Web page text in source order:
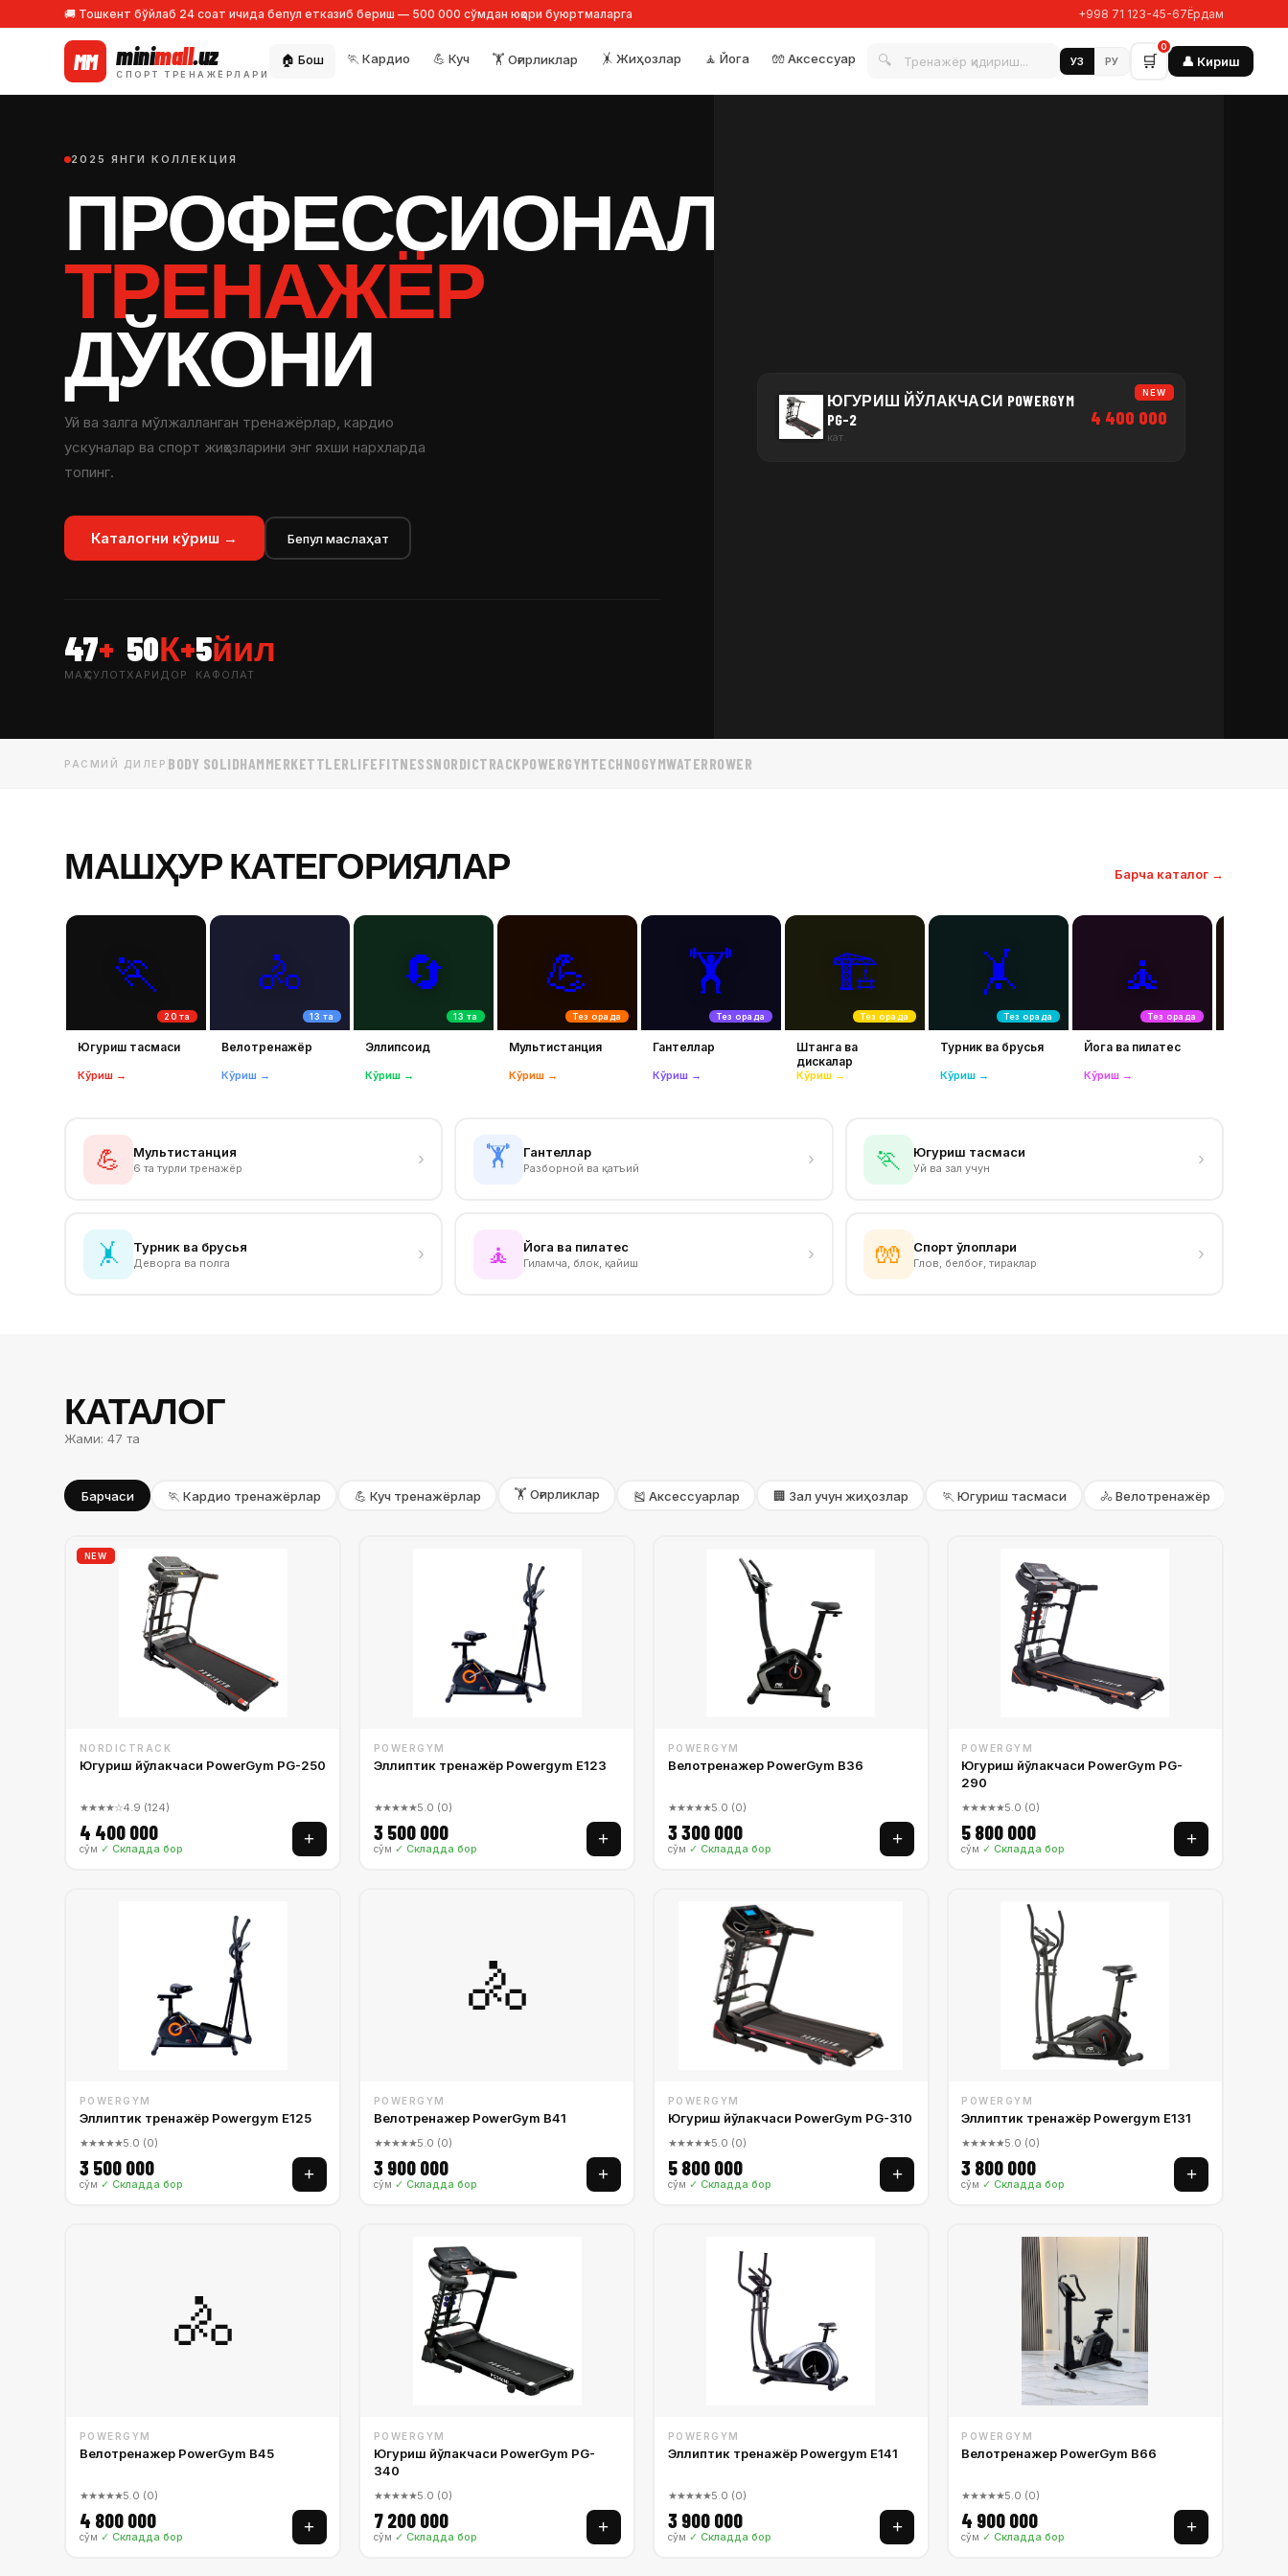
🚚 Тошкент бўйлаб 24 соат ичида бепул етказиб бериш — 500 000 сўмдан юқори буюртмаларга +998 71 123-45-67Ёрдам
MM minimall.uz
СПОРТ ТРЕНАЖЁРЛАРИ
🏠 Бош 🏃 Кардио 💪 Куч 🏋️ Оғирликлар 🤸 Жиҳозлар 🧘 Йога 🧤 Аксессуар 🔍 УЗ РУ 🛒
0
👤 Кириш
2025 ЯНГИ КОЛЛЕКЦИЯ
ПРОФЕССИОНАЛ
ТРЕНАЖЁР
ДЎКОНИ
Уй ва залга мўлжалланган тренажёрлар, кардио
ускуналар ва спорт жиҳозларини энг яхши нархларда
топинг.
Каталогни кўриш → Бепул маслаҳат
47+
МАҲСУЛОТ
50К+
ХАРИДОР
5йил
КАФОЛАТ
ЮГУРИШ ЙЎЛАКЧАСИ POWERGYM
PG-2
кат.
4 400 000
NEW
РАСМИЙ ДИЛЕР BODY SOLIDHAMMERKETTLERLIFEFITNESSNORDICTRACKPOWERGYMTECHNOGYMWATERROWER
МАШҲУР КАТЕГОРИЯЛАР Барча каталог →
🏃
20 та
Югуриш тасмаси
Кўриш →
🚴
13 та
Велотренажёр
Кўриш →
🔄
13 та
Эллипсоид
Кўриш →
💪
Тез орада
Мультистанция
Кўриш →
🏋️
Тез орада
Гантеллар
Кўриш →
🏗️
Тез орада
Штанга ва
дискалар
Кўриш →
🤸
Тез орада
Турник ва брусья
Кўриш →
🧘
Тез орада
Йога ва пилатес
Кўриш →
💪 Мультистанция
6 та турли тренажёр › 🏋️ Гантеллар
Разборной ва қатъий › 🏃 Югуриш тасмаси
Уй ва зал учун ›
🤸 Турник ва брусья
Деворга ва полга › 🧘 Йога ва пилатес
Гиламча, блок, қайиш › 🧤 Спорт қўлқоплари
Глов, белбоғ, тираклар ›
КАТАЛОГ
Жами: 47 та
Барчаси 🏃 Кардио тренажёрлар 💪 Куч тренажёрлар 🏋️ Оғирликлар 🎽 Аксессуарлар 🏢 Зал учун жиҳозлар 🏃 Югуриш тасмаси 🚴 Велотренажёр
NEW
NORDICTRACK
Югуриш йўлакчаси PowerGym PG-250
★★★★☆4.9 (124)
4 400 000
сўм ✓ Складда бор
+
POWERGYM
Эллиптик тренажёр Powergym E123
★★★★★5.0 (0)
3 500 000
сўм ✓ Складда бор
+
POWERGYM
Велотренажер PowerGym B36
★★★★★5.0 (0)
3 300 000
сўм ✓ Складда бор
+
POWERGYM
Югуриш йўлакчаси PowerGym PG-
290
★★★★★5.0 (0)
5 800 000
сўм ✓ Складда бор
+
POWERGYM
Эллиптик тренажёр Powergym E125
★★★★★5.0 (0)
3 500 000
сўм ✓ Складда бор
+
🚴
POWERGYM
Велотренажер PowerGym B41
★★★★★5.0 (0)
3 900 000
сўм ✓ Складда бор
+
POWERGYM
Югуриш йўлакчаси PowerGym PG-310
★★★★★5.0 (0)
5 800 000
сўм ✓ Складда бор
+
POWERGYM
Эллиптик тренажёр Powergym E131
★★★★★5.0 (0)
3 800 000
сўм ✓ Складда бор
+
🚴
POWERGYM
Велотренажер PowerGym B45
★★★★★5.0 (0)
4 800 000
сўм ✓ Складда бор
+
POWERGYM
Югуриш йўлакчаси PowerGym PG-
340
★★★★★5.0 (0)
7 200 000
сўм ✓ Складда бор
+
POWERGYM
Эллиптик тренажёр Powergym E141
★★★★★5.0 (0)
3 900 000
сўм ✓ Складда бор
+
POWERGYM
Велотренажер PowerGym B66
★★★★★5.0 (0)
4 900 000
сўм ✓ Складда бор
+